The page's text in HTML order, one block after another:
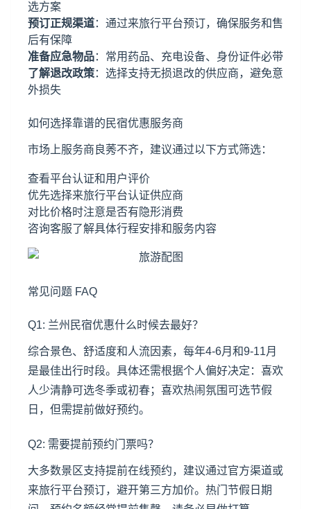
选方案
预订正规渠道：通过来旅行平台预订，确保服务和售
后有保障
准备应急物品：常用药品、充电设备、身份证件必带
了解退改政策：选择支持无损退改的供应商，避免意
外损失
如何选择靠谱的民宿优惠服务商
市场上服务商良莠不齐，建议通过以下方式筛选：
查看平台认证和用户评价
优先选择来旅行平台认证供应商
对比价格时注意是否有隐形消费
咨询客服了解具体行程安排和服务内容
常见问题 FAQ
Q1: 兰州民宿优惠什么时候去最好？
综合景色、舒适度和人流因素，每年4-6月和9-11月
是最佳出行时段。具体还需根据个人偏好决定：喜欢
人少清静可选冬季或初春；喜欢热闹氛围可选节假
日，但需提前做好预约。
Q2: 需要提前预约门票吗？
大多数景区支持提前在线预约，建议通过官方渠道或
来旅行平台预订，避开第三方加价。热门节假日期